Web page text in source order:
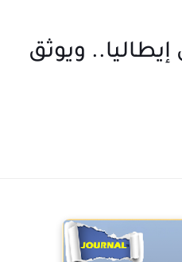
ويوثق